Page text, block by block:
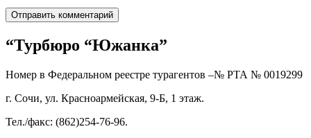
“Турбюро “Южанка”
Номер в Федеральном реестре турагентов –№ РТА № 0019299
г. Сочи, ул. Красноармейская, 9-Б, 1 этаж.
Тел./факс: (862)254-76-96.